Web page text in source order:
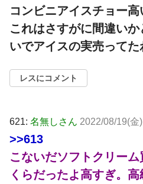
コンビニアイスチョー高
これはさすがに間違い
いでアイスの実売ってた
レスにコメント
621: 名無しさん 2022/08/19(金
>>613
こないだソフトクリー
くらだったよ高すぎ。